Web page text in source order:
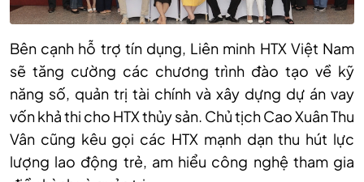
Bên cạnh hỗ trợ tín dụng, Liên minh HTX Việt Nam
sẽ tăng cường các chương trình đào tạo về kỹ
năng số, quản trị tài chính và xây dựng dự án vay
vốn khả thi cho HTX thủy sản. Chủ tịch Cao Xuân Thu
Vân cũng kêu gọi các HTX mạnh dạn thu hút lực
lượng lao động trẻ, am hiểu công nghệ tham gia